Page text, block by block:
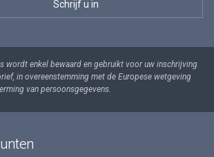
wordt enkel bewaard en gebruikt voor uw inschrijving
in overeenstemming met de Europese wetgeving
van persoonsgegevens.